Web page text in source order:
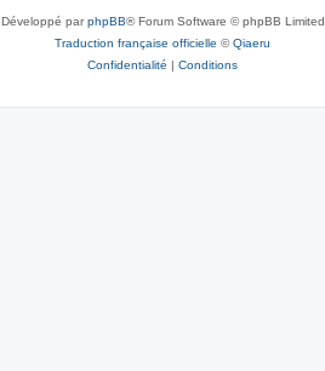
Développé parphpBB® Forum Software © phpBB Limited
Traduction française officielle ©Qiaeru
Confidentialité | Conditions